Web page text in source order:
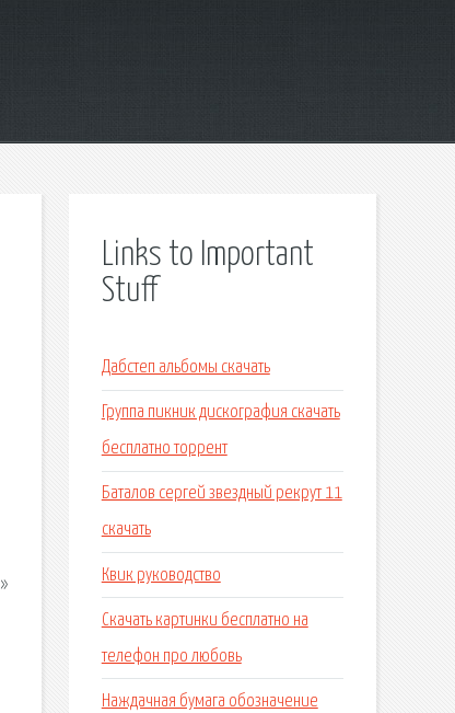
Links to Important
Stuff
Дабстеп альбомы скачать
Группа пикник дискография скачать
бесплатно торрент
Баталов сергей звездный рекрут 11
скачать
Квик руководство
Скачать картинки бесплатно на
телефон про любовь
Наждачная бумага обозначение